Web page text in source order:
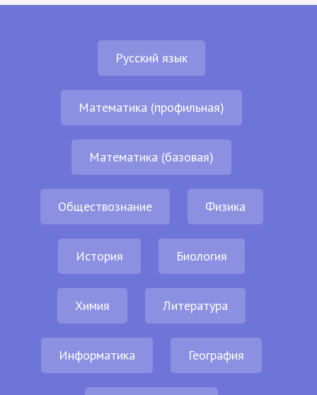
Русский язык
Математика (профильная)
Математика (базовая)
Обществознание Физика
История Биология
Химия Литература
Информатика География